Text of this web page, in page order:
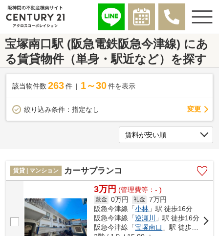
宝塚南口駅 (阪急電鉄阪急今津線) にあ
る賃貸物件（単身・駅近など）を探す
該当物件数 263件 1～30 件を表示
絞り込み条件： 指定なし 変更
賃貸 | マンション カーサブランコ
3万円 (管理費等：- )
敷金 0万円 礼金 7万円
阪急今津線「小林 」駅 徒歩16分
阪急今津線「逆瀬川
」駅 徒歩16分
阪急今津線「宝塚南口 」駅 徒歩22分